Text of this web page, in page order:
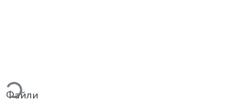
Файли